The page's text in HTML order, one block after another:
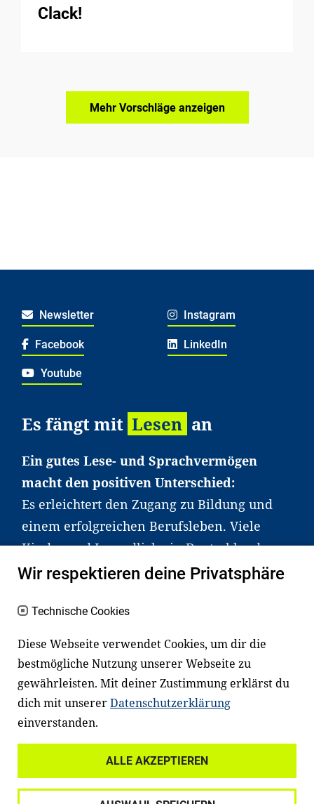
Clack!
Mehr Vorschläge anzeigen
Newsletter Instagram
Facebook LinkedIn
Youtube
Es fängt mit Lesen an
Ein gutes Lese- und Sprachvermögen
macht den positiven Unterschied:
Es erleichtert den Zugang zu Bildung und
einem erfolgreichen Berufsleben. Viele
Kinder und Jugendliche in Deutschland
haben aber große Schwierigkeiten dabei.
an Familien sowie an Erzieher*innen,
Lehrer*innen und andere
Fachexpert*innen. Dafür arbeiten wir eng
mit Ministerien, wissenschaftlichen
Einrichtungen, Verbänden, Unternehmen
und anderen Stiftungen zusammen.
Wir respektieren deine Privatsphäre
Technische Cookies
Diese Webseite verwendet Cookies, um dir die
bestmögliche Nutzung unserer Webseite zu
gewährleisten. Mit deiner Zustimmung erklärst du
dich mit unsererDatenschutzerklärung
einverstanden.
ALLE AKZEPTIEREN